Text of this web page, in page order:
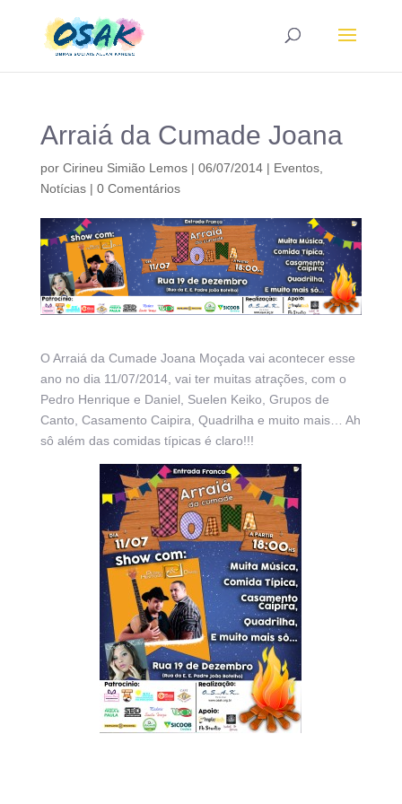
Arraiá da Cumade Joana
por Cirineu Simião Lemos| 06/07/2014| Eventos,
Notícias| 0 Comentários
O Arraiá da Cumade Joana Moçada vai acontecer esse
ano no dia 11/07/2014, vai ter muitas atrações, com o
Pedro Henrique e Daniel, Suelen Keiko, Grupos de
Canto, Casamento Caipira, Quadrilha e muito mais… Ah
sô além das comidas típicas é claro!!!